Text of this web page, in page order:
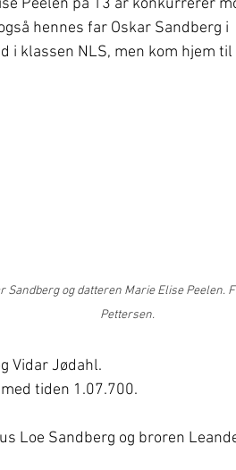
Peelen på 13 år konkurrerer
hennes far Oskar Sandberg i
i klassen NLS, men kom hjem til
Sandberg og datteren Marie Elise Peelen.
Pettersen.
og Vidar Jødahl.
tiden 1.07.700.
Loe Sandberg og broren